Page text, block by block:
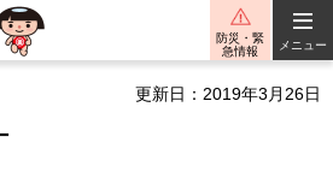
防災・緊
急情報
メニュー
更新日：2019年3月26日